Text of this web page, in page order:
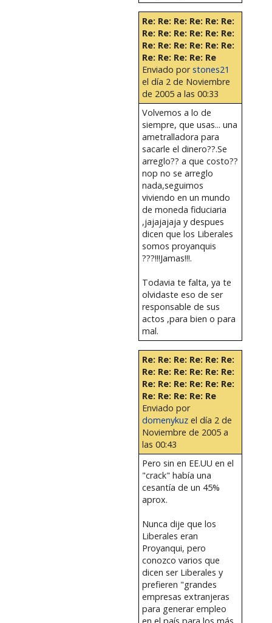
Re: Re: Re: Re: Re: Re:
Re: Re: Re: Re: Re: Re:
Re: Re: Re: Re: Re: Re:
Re: Re: Re: Re: Re
Enviado porstones21
el día 2 de Noviembre
de 2005 a las 00:33
Volvemos a lo de
siempre, que usas... una
ametralladora para
sacarle el dinero??.Se
arreglo?? a que costo??
nop no se arreglo
nada,seguimos
viviendo en un mundo
de moneda fiduciaria
,jajajajaja y despues
dicen que los Liberales
somos proyanquis
???!!!Jamas!!!.
Todavia te falta, ya te
olvidaste eso de ser
responsable de sus
actos ,para bien o para
mal.
Re: Re: Re: Re: Re: Re:
Re: Re: Re: Re: Re: Re:
Re: Re: Re: Re: Re: Re:
Re: Re: Re: Re: Re
Enviado por
domenykuzel día 2 de
Noviembre de 2005 a
las 00:43
Pero sin en EE.UU en el
"crack" había una
cesantía de un 45%
aprox.
Nunca dije que los
Liberales eran
Proyanqui, pero
conozco varios que
dicen ser Liberales y
prefieren "grandes
empresas extranjeras
para generar empleo